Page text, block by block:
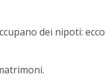
dei nipoti: ecco